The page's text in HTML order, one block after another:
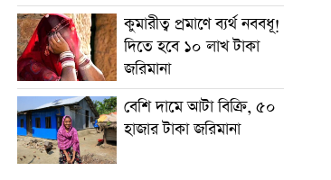
কুমারীত্ব প্রমাণে ব্যর্থ নববধূ!
দিতে হবে ১০ লাখ টাকা
জরিমানা
বেশি দামে আটা বিক্রি, ৫০
হাজার টাকা জরিমানা